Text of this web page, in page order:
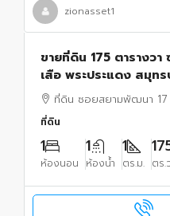
zionasset1
ขายที่ดิน 175 ตารางว
เสือ พระประแดง สมุทร
ที่ดิน ซอยสยามพัฒนา 17
ที่ดิน
1
ห้องนอน
1
ห้องน้ำ
1
ตร.ม. ตร.